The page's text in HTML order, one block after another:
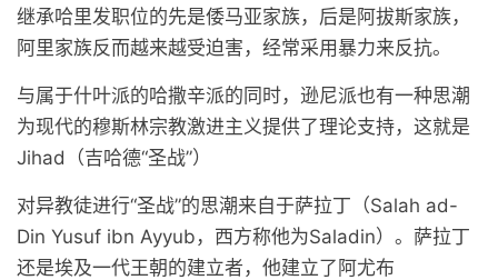
继承哈里发职位的先是倭马亚家族，后是阿拔斯家族，
阿里家族反而越来越受迫害，经常采用暴力来反抗。
与属于什叶派的哈撒辛派的同时，逊尼派也有一种思潮
为现代的穆斯林宗教激进主义提供了理论支持，这就是
Jihad（吉哈德“圣战”）
对异教徒进行“圣战”的思潮来自于萨拉丁（Salah ad-
Din Yusuf ibn Ayyub，西方称他为Saladin）。萨拉丁
还是埃及一代王朝的建立者，他建立了阿尤布